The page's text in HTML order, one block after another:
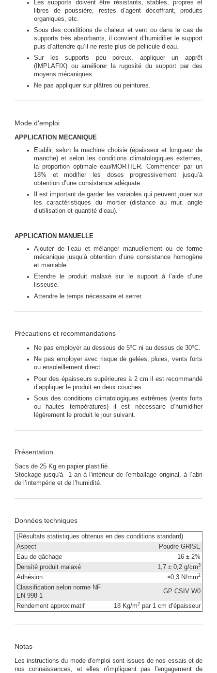
Les supports doivent être résistants, stables, propres et
libres de poussière, restes d’agent décoffrant, produits
organiques, etc.
Sous des conditions de chaleur et vent ou dans le cas de
supports très absorbants, il convient d’humidifier le support
puis d’attendre qu’il ne reste plus de pellicule d’eau.
Sur les supports peu poreux, appliquer un apprêt
(IMPLAFIX) ou améliorer la rugosité du support par des
moyens mécaniques.
Ne pas appliquer sur plâtres ou peintures.
Mode d'emploi
APPLICATION MECANIQUE
Etablir, selon la machine choisie (épaisseur et longueur de
manche) et selon les conditions climatologiques externes,
la proportion optimale eau/MORTIER. Commencer par un
18% et modifier les doses progressivement jusqu’à
obtention d’une consistance adéquate.
Il est important de garder les variables qui peuvent jouer sur
les caractéristiques du mortier (distance au mur, angle
d’utilisation et quantité d’eau).
APPLICATION MANUELLE
Ajouter de l’eau et mélanger manuellement ou de forme
mécanique jusqu’à obtention d’une consistance homogène
et maniable.
Etendre le produit malaxé sur le support à l’aide d’une
lisseuse.
Attendre le temps nécessaire et serrer.
Précautions et recommandations
Ne pas employer au dessous de 5ºC ni au dessus de 30ºC.
Ne pas employer avec risque de gelées, pluies, vents forts
ou ensoleillement direct.
Pour des épaisseurs supérieures à 2 cm il est recommandé
d’appliquer le produit en deux couches.
Sous des conditions climatologiques extrêmes (vents forts
ou hautes températures) il est nécessaire d’humidifier
légèrement le produit le jour suivant.
Présentation
Sacs de 25 Kg en papier plastifié.
Stockage jusqu'à 1 an à l'intérieur de l'emballage original, à l’abri
de l’intempérie et de l’humidité.
Données techniques
(Résultats statistiques obtenus en des conditions standard)
Aspect
Poudre GRISE
Eau de gâchage
16 ± 2%
Densité produit malaxé
1,7 ± 0,2 g/cm3
Adhésion ≥0,3 N/mm2
Classification selon norme NF
EN 998-1
GP CSIV W0
Rendement approximatif 18 Kg/m2 par 1 cm d’épaisseur
Notas
Les instructions du mode d'emploi sont issues de nos essais et de
nos connaissances, et elles n'impliquent pas l'engagement de